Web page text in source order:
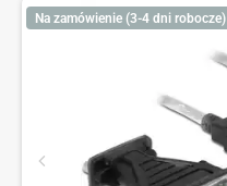
Na zamówienie (3-4 dni robocze)